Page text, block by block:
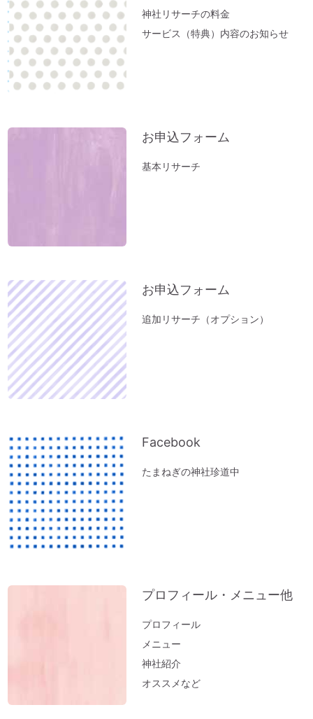
方位除けへ行ってきました（２）あの空海
も祈願した「方違神社」＠大阪
方位除けへ行ってきました（１）方位取り
の時間がない方に。
家族のモメ事は、しあわせのチャンス。
お風呂（温泉）で開運しよう。
１分間、美しい音色をお楽しみください～
オルゴール療法の音
「初詣」もいいけれど、年内に参拝するの
が吉。「年末詣」「大祓（おおはらえ）」
のススメ。
お寺を浄化する「お寺ヒーリング」はじめ
ました。
（動画）」
『限りある時間の使い方』～実家の断捨離
で思うこと
ペットヒーリング（お散歩コースに霊体さ
んがいるとフリーズするワンコ）
実家の断捨離（食器棚編）
実家の断捨離（冷蔵庫編）
邪気の出し方～足裏トントン
「難」がないのは「無難な人生」
開運おそうじ（洗濯編）部屋干しのニオイ
医師が解説するオルゴール療法「ひびきが
神社リサーチの料金
サービス（特典）内容のお知らせ
お申込フォーム
基本リサーチ
お申込フォーム
追加リサーチ（オプション）
Facebook
たまねぎの神社珍道中
プロフィール・メニュー他
プロフィール
メニュー
神社紹介
オススメなど